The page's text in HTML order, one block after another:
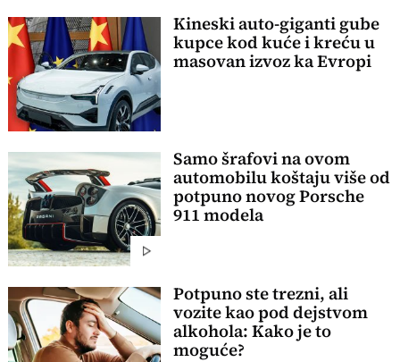
Kineski auto-giganti gube
kupce kod kuće i kreću u
masovan izvoz ka Evropi
Samo šrafovi na ovom
automobilu koštaju više od
potpuno novog Porsche
911 modela
Potpuno ste trezni, ali
vozite kao pod dejstvom
alkohola: Kako je to
moguće?